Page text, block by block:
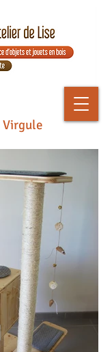
Virgule